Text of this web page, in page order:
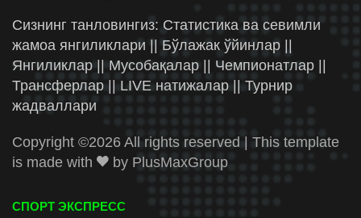
Сизнинг танловингиз: Статистика ва севимли
жамоа янгиликлари || Бўлажак ўйинлар ||
Янгиликлар || Мусобақалар || Чемпионатлар ||
Трансферлар || LIVE натижалар || Турнир
жадваллари
Copyright ©2026 All rights reserved | This template
is made with
by PlusMaxGroup
СПОРТ ЭКСПРЕСС